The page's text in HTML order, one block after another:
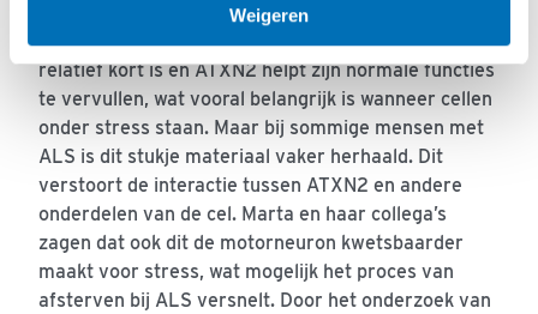
Weigeren
motorneuron zelf. HetATXN2-gen bevat een
herhaald stukje materiaal dat bij gezonde mensen
relatief kort is en ATXN2 helpt zijn normale functies
te vervullen, wat vooral belangrijk is wanneer cellen
onder stress staan. Maar bij sommige mensen met
ALS is dit stukje materiaal vaker herhaald. Dit
verstoort de interactie tussen ATXN2 en andere
onderdelen van de cel. Marta en haar collega’s
zagen dat ook dit de motorneuron kwetsbaarder
maakt voor stress, wat mogelijk het proces van
afsterven bij ALS versnelt. Door het onderzoek van